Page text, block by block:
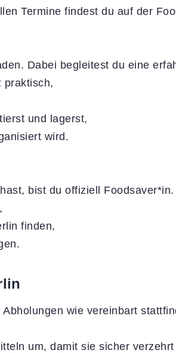
Termine findest du auf der
Dabei begleitest du eine
praktisch,
und lagerst,
wird.
bist du offiziell
finden,
wie vereinbart
um, damit sie sicher